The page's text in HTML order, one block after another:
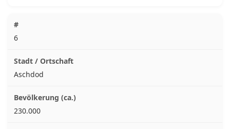
6
Aschdod
230.000